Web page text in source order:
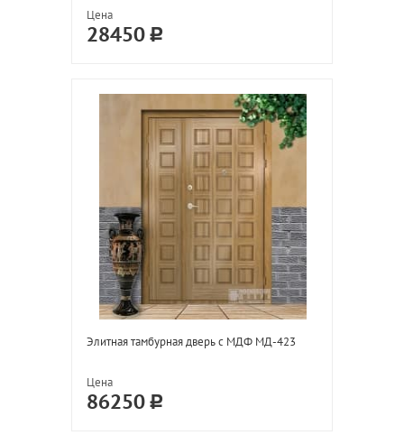
Цена
28450
Элитная тамбурная дверь с МДФ МД-423
Цена
86250